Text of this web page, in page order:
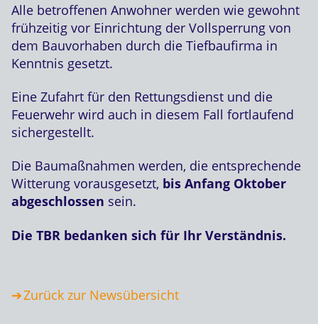
Alle betroffenen Anwohner werden wie gewohnt
frühzeitig vor Einrichtung der Vollsperrung von
dem Bauvorhaben durch die Tiefbaufirma in
Kenntnis gesetzt.
Eine Zufahrt für den Rettungsdienst und die
Feuerwehr wird auch in diesem Fall fortlaufend
sichergestellt.
Die Baumaßnahmen werden, die entsprechende
Witterung vorausgesetzt, bis Anfang Oktober
abgeschlossen sein.
Die TBR bedanken sich für Ihr Verständnis.
Zurück zur Newsübersicht